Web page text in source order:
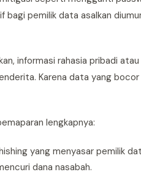
pemilik data asalkan
informasi rahasia pribadi
Karena data yang
lengkapnya:
yang menyasar pemilik
dana nasabah.